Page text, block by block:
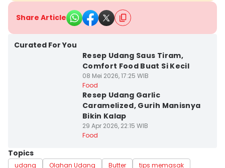
Share Article
Curated For You
Resep Udang Saus Tiram,
Comfort Food Buat Si Kecil
08 Mei 2026, 17:25 WIB
Food
Resep Udang Garlic
Caramelized, Gurih Manisnya
Bikin Kalap
29 Apr 2026, 22:15 WIB
Food
Topics
udang Olahan Udang Butter
tips memasak